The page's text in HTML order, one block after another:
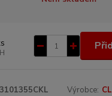
Výrobce: